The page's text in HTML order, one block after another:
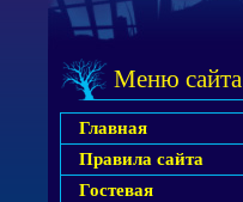
Меню сайта
Главная
Правила сайта
Гостевая